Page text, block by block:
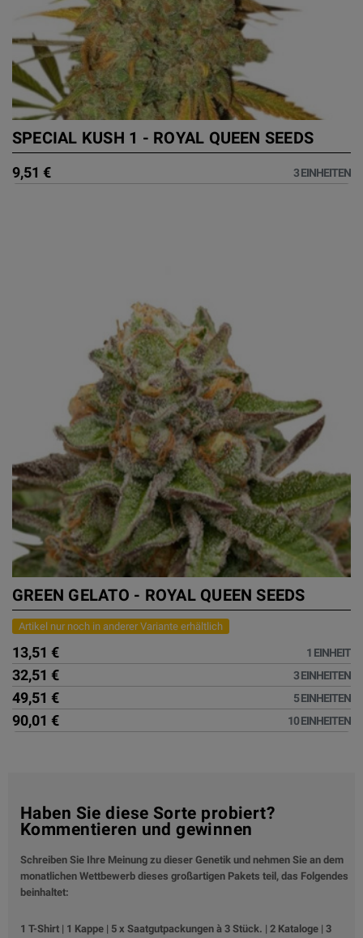
SPECIAL KUSH 1 - ROYAL QUEEN SEEDS
9,51 € 3 EINHEITEN
GREEN GELATO - ROYAL QUEEN SEEDS
Artikel nur noch in anderer Variante erhältlich
13,51 € 1 EINHEIT
32,51 € 3 EINHEITEN
49,51 € 5 EINHEITEN
90,01 € 10 EINHEITEN
Haben Sie diese Sorte probiert?
Kommentieren und gewinnen
Schreiben Sie Ihre Meinung zu dieser Genetik und nehmen Sie an dem
monatlichen Wettbewerb dieses großartigen Pakets teil, das Folgendes
beinhaltet:
1 T-Shirt | 1 Kappe | 5 x Saatgutpackungen à 3 Stück. | 2 Kataloge | 3